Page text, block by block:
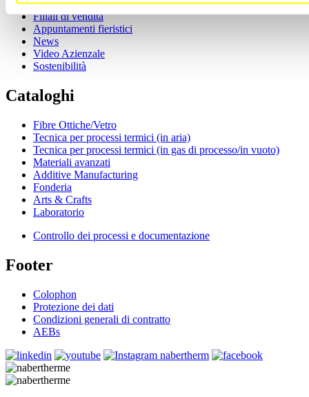
Storia dell'azienda
Filiali di vendita
Appuntamenti fieristici
News
Video Azienzale
Sostenibilità
Cataloghi
Fibre Ottiche/Vetro
Tecnica per processi termici (in aria)
Tecnica per processi termici (in gas di processo/in vuoto)
Materiali avanzati
Additive Manufacturing
Fonderia
Arts & Crafts
Laboratorio
Controllo dei processi e documentazione
Footer
Colophon
Protezione dei dati
Condizioni generali di contratto
AEBs